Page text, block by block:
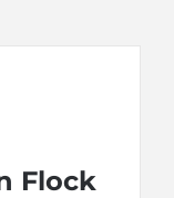
Flock